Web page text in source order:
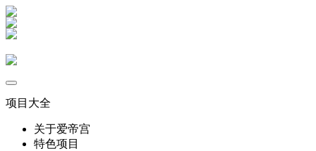
项目大全
关于爱帝宫
特色项目